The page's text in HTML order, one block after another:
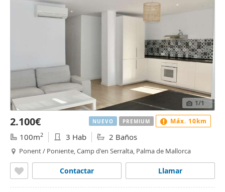
1/1
2.100€
100m2 3 Hab 2 Baños
Ponent / Poniente, Camp d'en Serralta, Palma de Mallorca
Llamar
Contactar
NUEVO PREMIUM Máx. 10km